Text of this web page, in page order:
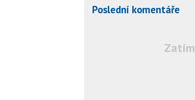
Poslední komentáře